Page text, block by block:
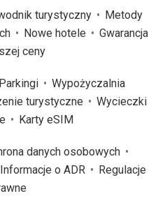
turystyczny
Metody
Nowe hotele
Gwarancja
ceny
Parkingi
Wypożyczalnia
turystyczne
Wycieczki
Karty eSIM
danych osobowych
Informacje o ADR
Regulacje